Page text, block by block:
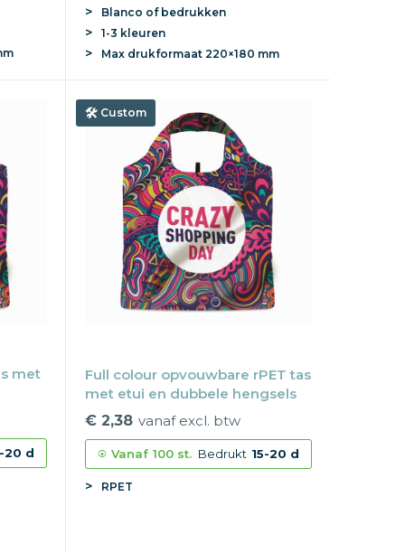
Blanco of bedrukken
1-3 kleuren
Max drukformaat 220×180 mm
met
20 d
Custom
Full colour opvouwbare rPET tas
met etui en dubbele hengsels
€ 2,38 vanaf excl. btw
Vanaf 100 st. Bedrukt 15-20 d
RPET